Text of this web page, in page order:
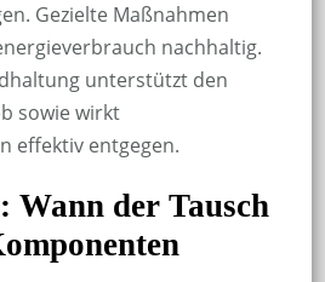
Gezielte Maßnahmen
nachhaltig.
unterstützt den
sowie wirkt
effektiv entgegen.
Wann der Tausch